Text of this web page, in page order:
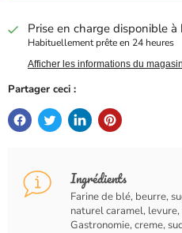
Prise en charge disponible à
Habituellement prête en 24 heures
Afficher les informations du magasin
Partager ceci :
Ingrédients
Farine de blé, beurre,
naturel caramel,
Gastronomie, creme,